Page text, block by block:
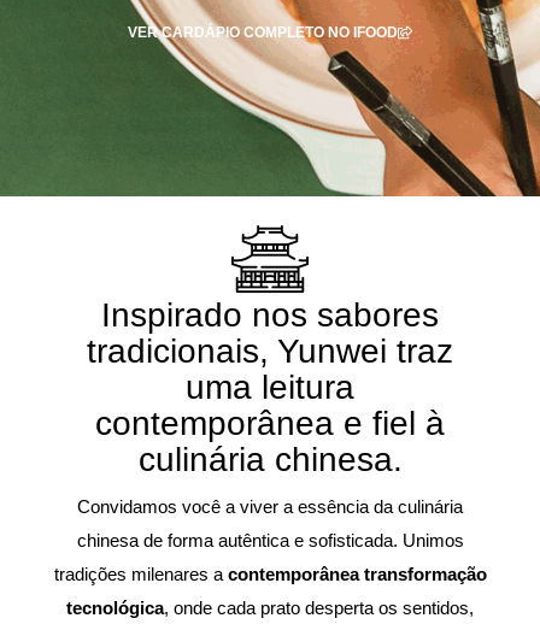
VER CARDÁPIO COMPLETO NO IFOOD
Inspirado nos sabores
tradicionais, Yunwei traz
uma leitura
contemporânea e fiel à
culinária chinesa.
Convidamos você a viver a essência da culinária
chinesa de forma autêntica e sofisticada. Unimos
tradições milenares a contemporânea transformação
tecnológica, onde cada prato desperta os sentidos,